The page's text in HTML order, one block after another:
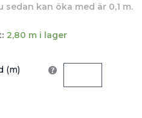
sedan kan öka med är 0,1 m.
2,80 m i lager
(m)